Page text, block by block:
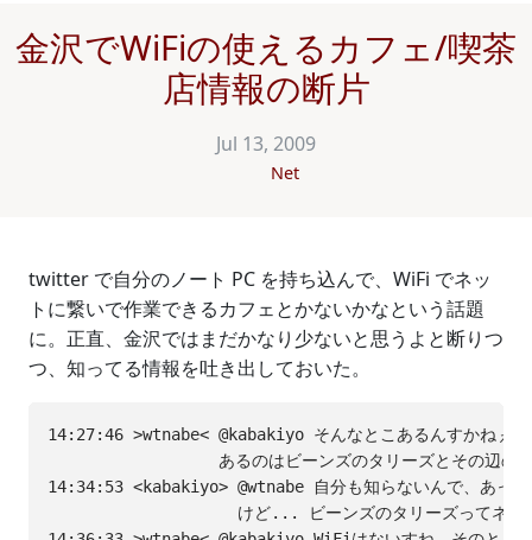
金沢でWiFiの使えるカフェ/喫茶
店情報の断片
Jul 13, 2009
Net
twitter で自分のノート PC を持ち込んで、WiFi でネッ
トに繋いで作業できるカフェとかないかなという話題
に。正直、金沢ではまだかなり少ないと思うよと断りつ
つ、知ってる情報を吐き出しておいた。
14:27:46 >wtnabe< @kabakiyo そんなとこあるんすかねぇ。
あるのはビーンズのタリーズとその辺の
14:34:53 <kabakiyo> @wtnabe 自分も知らないんで、あった
けど... ビーンズのタリーズってネッ